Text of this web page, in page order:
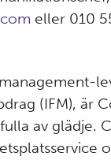
eller 010
(IFM), är
av glädje.